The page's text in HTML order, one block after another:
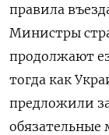
правила
Министры
продолжают
тогда как
предложили
обязательные